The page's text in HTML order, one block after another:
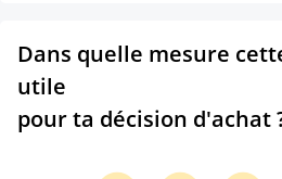
Dans quelle mesure
utile
pour ta décision d'achat